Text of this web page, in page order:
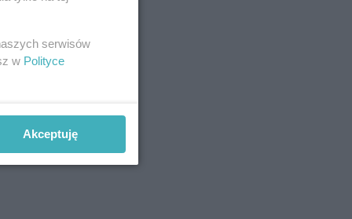
serwisów
w Polityce
Akceptuję